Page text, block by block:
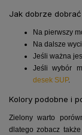
Jak dobrze
Na pierwszy
Na dalsze
Jeśli ważna
Jeśli wybór
desek SUP.
Kolory podobne i
Zielony warto
dlatego zobacz także